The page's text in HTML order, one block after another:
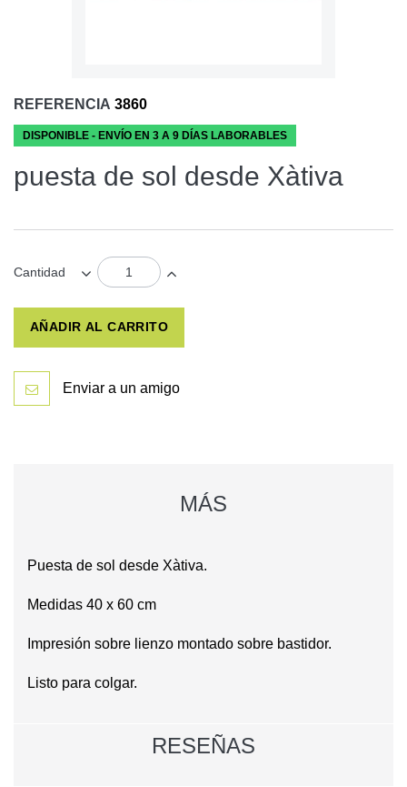
REFERENCIA 3860
DISPONIBLE - ENVÍO EN 3 A 9 DÍAS LABORABLES
puesta de sol desde Xàtiva
Cantidad
AÑADIR AL CARRITO
Enviar a un amigo
MÁS
Puesta de sol desde Xàtiva.
Medidas 40 x 60 cm
Impresión sobre lienzo montado sobre bastidor.
Listo para colgar.
RESEÑAS